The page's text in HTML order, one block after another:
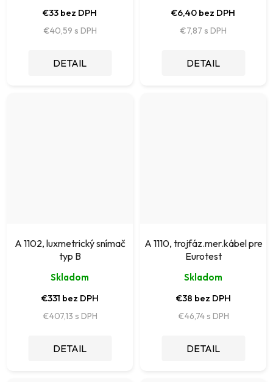
€33 bez DPH
€40,59
DETAIL
€6,40 bez DPH
€7,87
DETAIL
A 1102, luxmetrický snímač
typ B
Skladom
€331 bez DPH
€407,13
DETAIL
A 1110, trojfáz.mer.kábel pre
Eurotest
Skladom
€38 bez DPH
€46,74
DETAIL